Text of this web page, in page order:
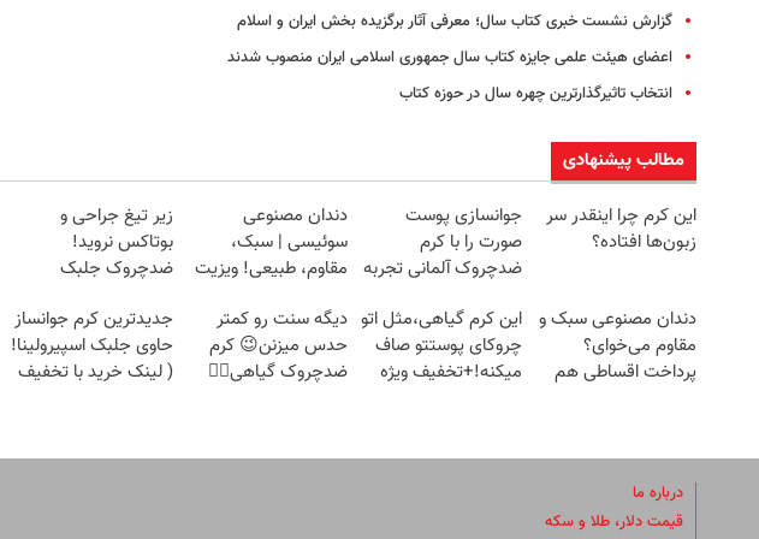
گزارش نشست خبری کتاب سال؛ معرفی آثار برگزیده بخش ایران و اسلام
اعضای هیئت علمی جایزه کتاب سال جمهوری اسلامی ایران منصوب شدند
انتخاب تاثیرگذارترین چهره سال در حوزه کتاب
مطالب پیشنهادی
این کرم چرا اینقدر سر
زبون‌ها افتاده؟
جوانسازی پوست
صورت را با کرم
ضدچروک آلمانی تجربه
دندان مصنوعی
سوئیسی | سبک،
مقاوم، طبیعی! ویزیت
اقساطی😍
زیر تیغ جراحی و
بوتاکس نروید!
ضدچروک جلبک
دندان مصنوعی سبک و
مقاوم می‌خوای؟
پرداخت اقساطی هم
این کرم گیاهی،مثل اتو
چروکای پوستتو صاف
میکنه!+تخفیف ویژه
دیگه سنت رو کمتر
حدس میزنن😉 کرم
ضدچروک گیاهی👈🏻
جدیدترین کرم جوانساز
حاوی جلبک اسپیرولینا!
( لینک خرید با تخفیف
درباره ما
قیمت دلار، طلا و سکه